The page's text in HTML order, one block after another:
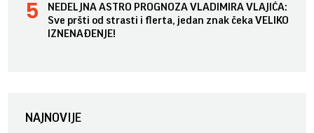
NEDELJNA ASTRO PROGNOZA VLADIMIRA VLAJIĆA:
Sve pršti od strasti i flerta, jedan znak čeka VELIKO
IZNENAĐENJE!
NAJNOVIJE